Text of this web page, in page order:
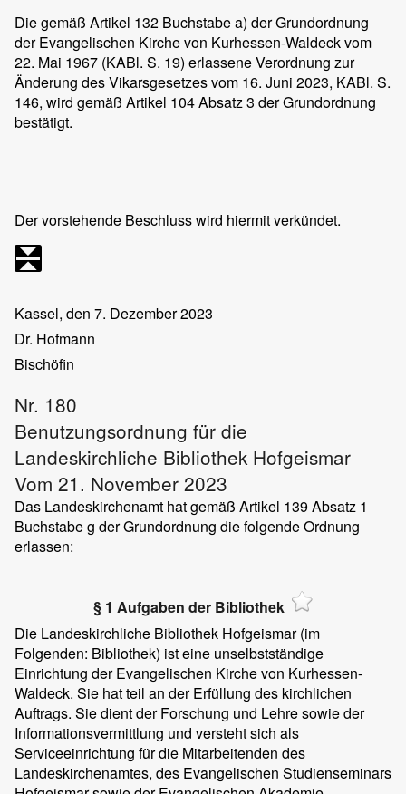
Die gemäß Artikel 132 Buchstabe a) der Grundordnung
der Evangelischen Kirche von Kurhessen-Waldeck vom
22. Mai 1967 (KABl. S. 19) erlassene Verordnung zur
Änderung des Vikarsgesetzes vom 16. Juni 2023, KABl. S.
146, wird gemäß Artikel 104 Absatz 3 der Grundordnung
bestätigt.
Der vorstehende Beschluss wird hiermit verkündet.
Kassel, den 7. Dezember 2023
Dr. Hofmann
Bischöfin
Nr. 180
Benutzungsordnung für die
Landeskirchliche Bibliothek Hofgeismar
Vom 21. November 2023
Das Landeskirchenamt hat gemäß Artikel 139 Absatz 1
Buchstabe g der Grundordnung die folgende Ordnung
erlassen:
§ 1 Aufgaben der Bibliothek
Die Landeskirchliche Bibliothek Hofgeismar (im
Folgenden: Bibliothek) ist eine unselbstständige
Einrichtung der Evangelischen Kirche von Kurhessen-
Waldeck. Sie hat teil an der Erfüllung des kirchlichen
Auftrags. Sie dient der Forschung und Lehre sowie der
Informationsvermittlung und versteht sich als
Serviceeinrichtung für die Mitarbeitenden des
Landeskirchenamtes, des Evangelischen Studienseminars